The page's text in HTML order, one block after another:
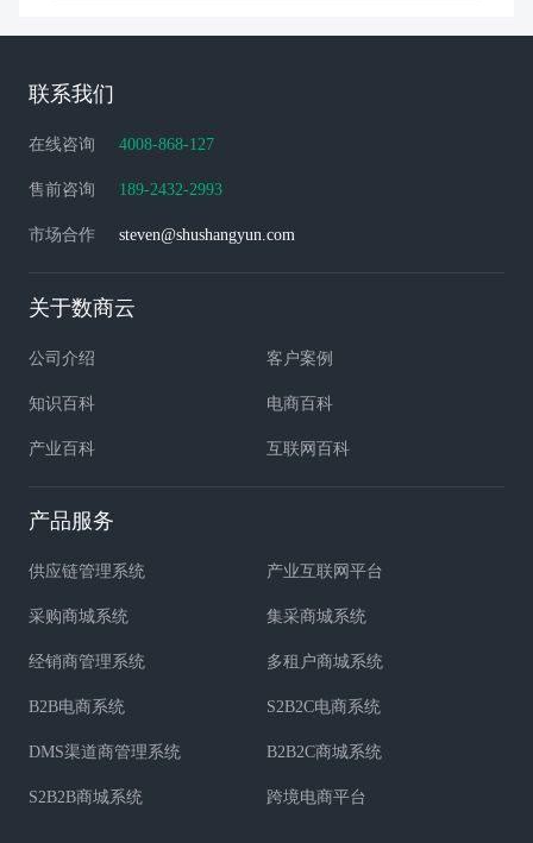
联系我们
在线咨询 4008-868-127
售前咨询 189-2432-2993
市场合作 steven@shushangyun.com
关于数商云
公司介绍 客户案例
知识百科 电商百科
产业百科 互联网百科
产品服务
供应链管理系统 产业互联网平台
采购商城系统 集采商城系统
经销商管理系统 多租户商城系统
B2B电商系统 S2B2C电商系统
DMS渠道商管理系统 B2B2C商城系统
S2B2B商城系统 跨境电商平台